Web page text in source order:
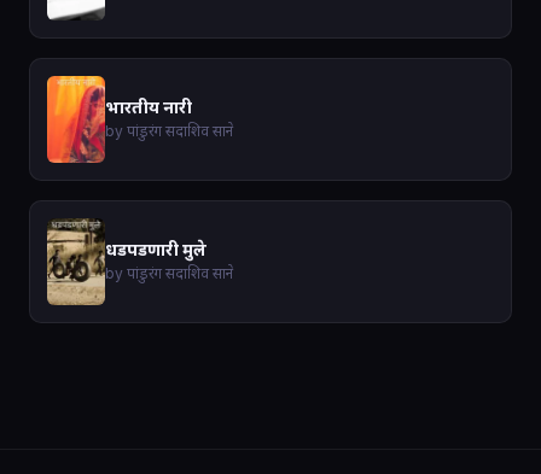
भारतीय नारी
by पांडुरंग सदाशिव साने
धडपडणारी मुले
by पांडुरंग सदाशिव साने